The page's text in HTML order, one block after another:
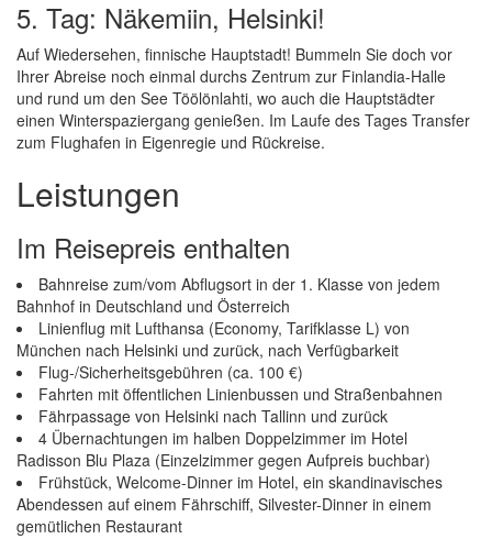
5. Tag: Näkemiin, Helsinki!
Auf Wiedersehen, finnische Hauptstadt! Bummeln Sie doch vor
Ihrer Abreise noch einmal durchs Zentrum zur Finlandia-Halle
und rund um den See Töölönlahti, wo auch die Hauptstädter
einen Winterspaziergang genießen. Im Laufe des Tages Transfer
zum Flughafen in Eigenregie und Rückreise.
Leistungen
Im Reisepreis enthalten
Bahnreise zum/vom Abflugsort in der 1. Klasse von jedem
Bahnhof in Deutschland und Österreich
Linienflug mit Lufthansa (Economy, Tarifklasse L) von
München nach Helsinki und zurück, nach Verfügbarkeit
Flug-/Sicherheitsgebühren (ca. 100 €)
Fahrten mit öffentlichen Linienbussen und Straßenbahnen
Fährpassage von Helsinki nach Tallinn und zurück
4 Übernachtungen im halben Doppelzimmer im Hotel
Radisson Blu Plaza (Einzelzimmer gegen Aufpreis buchbar)
Frühstück, Welcome-Dinner im Hotel, ein skandinavisches
Abendessen auf einem Fährschiff, Silvester-Dinner in einem
gemütlichen Restaurant